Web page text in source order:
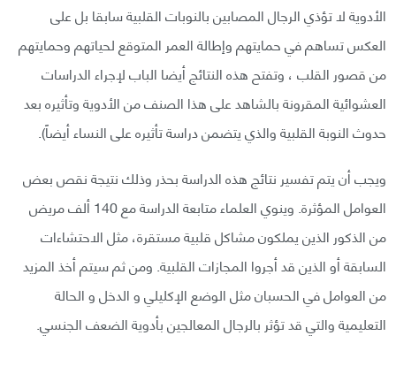
الأدوية لا تؤذي الرجال المصابين بالنوبات القلبية سابقا بل على
العكس تساهم في حمايتهم وإطالة العمر المتوقع لحياتهم وحمايتهم
من قصور القلب ، وتفتح هذه النتائج أيضا الباب لإجراء الدراسات
العشوائية المقرونة بالشاهد على هذا الصنف من الأدوية وتأثيره بعد
حدوث النوبة القلبية والذي يتضمن دراسة تأثيره على النساء أيضاً).
ويجب أن يتم تفسير نتائج هذه الدراسة بحذر وذلك نتيجة نقص بعض
العوامل المؤثرة. وينوي العلماء متابعة الدراسة مع 140 ألف مريض
من الذكور الذين يملكون مشاكل قلبية مستقرة، مثل الاحتشاءات
السابقة أو الذين قد أجروا المجازات القلبية. ومن ثم سيتم أخذ المزيد
من العوامل في الحسبان مثل الوضع الإكليلي و الدخل و الحالة
التعليمية والتي قد تؤثر بالرجال المعالجين بأدوية الضعف الجنسي.